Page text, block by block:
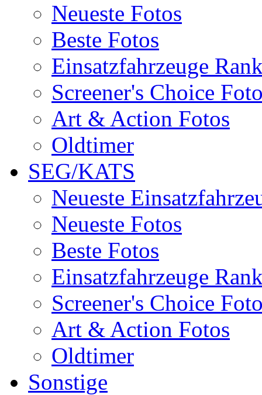
Neueste Fotos
Beste Fotos
Einsatzfahrzeuge
Screener's Choice
Art & Action Fotos
Oldtimer
SEG/KATS
Neueste
Neueste Fotos
Beste Fotos
Einsatzfahrzeuge
Screener's Choice
Art & Action Fotos
Oldtimer
Sonstige